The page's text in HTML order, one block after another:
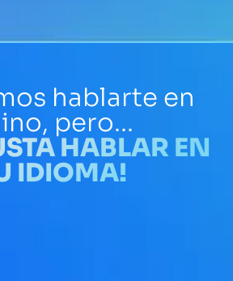
hablarte en
pero...
HABLAR EN
IDIOMA!